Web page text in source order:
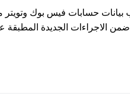
بيانات حسابات فيس بوك
الاجراءات الجديدة المطبقة